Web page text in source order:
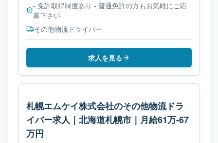
- 免許取得制度あり - 普通免許の方もお気軽にご応
募下さい
その他物流ドライバー
求人を見る
札幌エムケイ株式会社のその他物流ドラ
イバー求人｜北海道札幌市｜月給61万-67
万円